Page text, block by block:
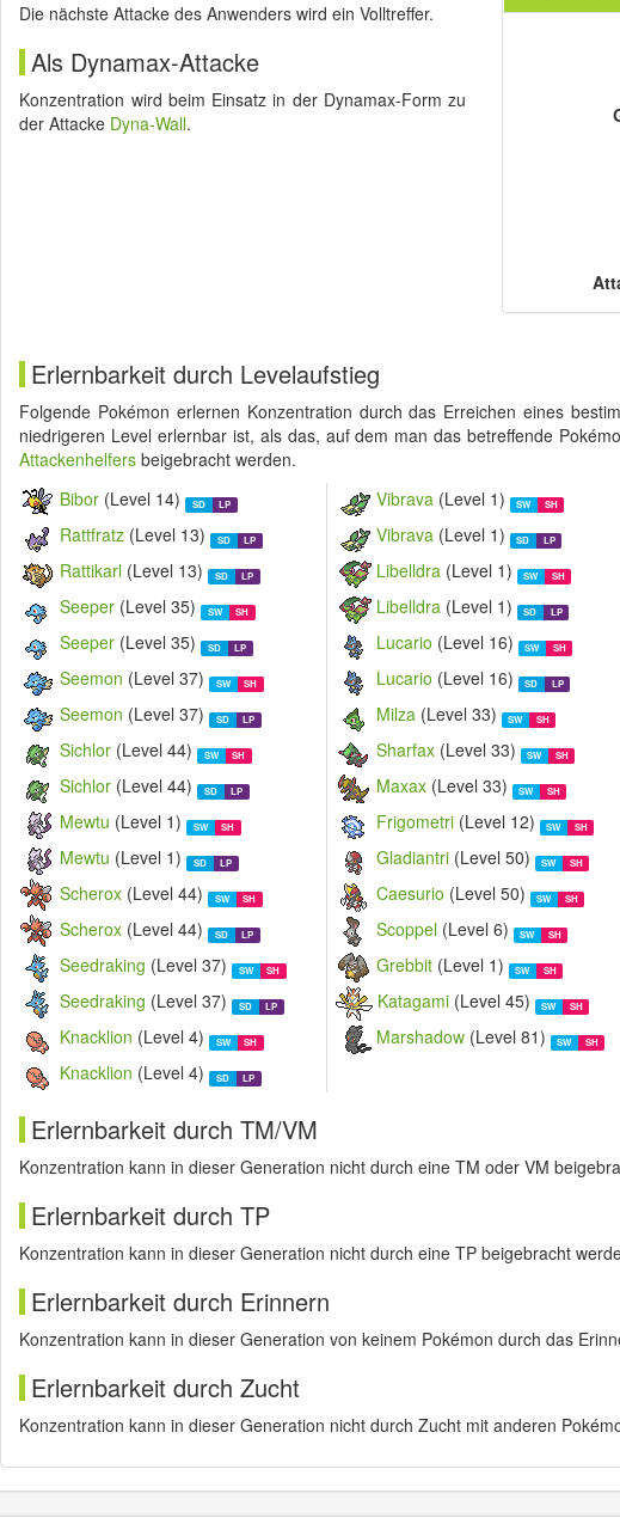
Die nächste Attacke des Anwenders wird ein Volltreffer.
Als Dynamax-Attacke
Konzentration wird beim Einsatz in der Dynamax-Form zu
der Attacke Dyna-Wall.
Erlernbarkeit durch Levelaufstieg
Folgende Pokémon erlernen Konzentration durch das Erreichen eines
niedrigeren Level erlernbar ist, als das, auf dem man das betreffende
Attackenhelfers beigebracht werden.
Bibor (Level 14) SD LP
Rattfratz (Level 13) SD LP
Rattikarl (Level 13) SD LP
Seeper (Level 35) SW SH
Seeper (Level 35) SD LP
Seemon (Level 37) SW SH
Seemon (Level 37) SD LP
Sichlor (Level 44) SW SH
Sichlor (Level 44) SD LP
Mewtu (Level 1) SW SH
Mewtu (Level 1) SD LP
Scherox (Level 44) SW SH
Scherox (Level 44) SD LP
Seedraking (Level 37) SW SH
Seedraking (Level 37) SD LP
Knacklion (Level 4) SW SH
Knacklion (Level 4) SD LP
Vibrava (Level 1) SW SH
Vibrava (Level 1) SD LP
Libelldra (Level 1) SW SH
Libelldra (Level 1) SD LP
Lucario (Level 16) SW SH
Lucario (Level 16) SD LP
Milza (Level 33) SW SH
Sharfax(Level 33) SW SH
Maxax(Level 33) SW SH
Frigometri(Level 12) SW SH
Gladiantri(Level 50) SW SH
Caesurio (Level 50) SW SH
Scoppel(Level 6) SW SH
Grebbit(Level 1) SW SH
Katagami(Level 45) SW SH
Marshadow(Level 81) SW SH
Erlernbarkeit durch TM/VM
Konzentration kann in dieser Generation nicht durch eine TM oder VM
Erlernbarkeit durch TP
Konzentration kann in dieser Generation nicht durch eine TP beigebracht
Erlernbarkeit durch Erinnern
Konzentration kann in dieser Generation von keinem Pokémon durch das
Erlernbarkeit durch Zucht
Konzentration kann in dieser Generation nicht durch Zucht mit anderen